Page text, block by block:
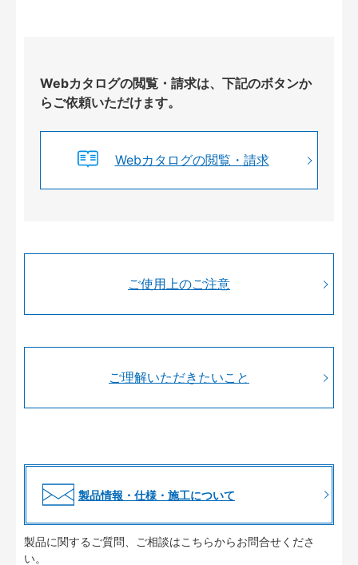
Webカタログの閲覧・請求は、下記のボタンか
らご依頼いただけます。
Webカタログの閲覧・請求
ご使用上のご注意
ご理解いただきたいこと
製品情報・仕様・施工について
製品に関するご質問、ご相談はこちらからお問合せくださ
い。